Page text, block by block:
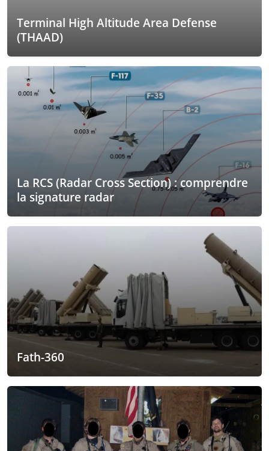
Terminal High Altitude Area Defense
(THAAD)
La RCS (Radar Cross Section) : comprendre
la signature radar
Fath-360